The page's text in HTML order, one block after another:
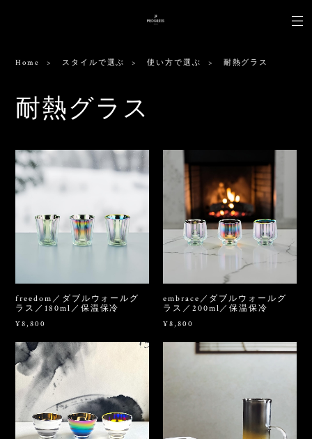
Home スタイルで選ぶ 使い方で選ぶ 耐熱グラス
耐熱グラス
freedom／ダブルウォールグ
ラス／180ml／保温保冷
¥8,800
embrace／ダブルウォールグ
ラス／200ml／保温保冷
¥8,800